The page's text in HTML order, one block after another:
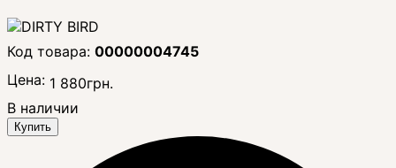
00000004745
Цена: 1 880грн.
В наличии
Купить